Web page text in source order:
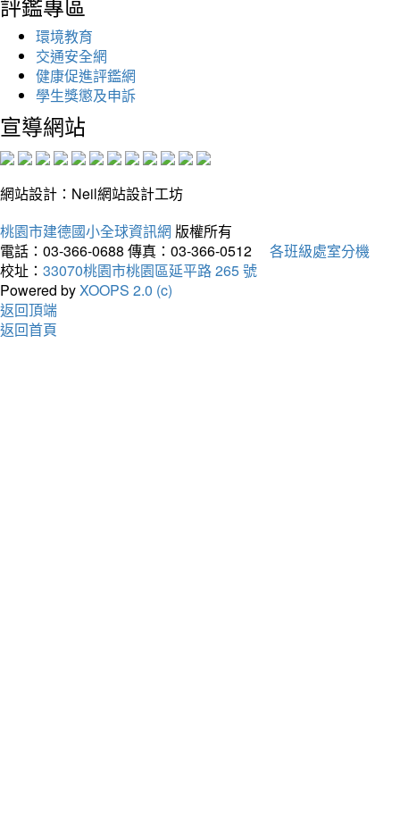
環境教育
交通安全網
健康促進評鑑網
學生獎懲及申訴
宣導網站
網站設計：Neil網站設計工坊
桃園市建德國小全球資訊網 版權所有
電話：03-366-0688 傳真：03-366-0512
各班級處室分機
校址： 33070桃園市桃園區延平路 265 號
Powered byXOOPS 2.0 (c)
返回頂端
返回首頁